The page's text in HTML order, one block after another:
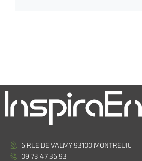
6 RUE DE VALMY 93100 MONTREUIL
09 78 47 36 93